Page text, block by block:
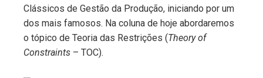
Clássicos de Gestão da Produção, iniciando por um
dos mais famosos. Na coluna de hoje abordaremos
o tópico de Teoria das Restrições (Theory of
Constraints – TOC).